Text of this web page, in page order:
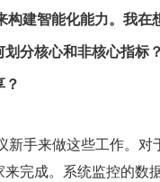
构建智能化能力。我在
分核心和非核心指标
新手来做这些工作。对
完成。系统监控的数